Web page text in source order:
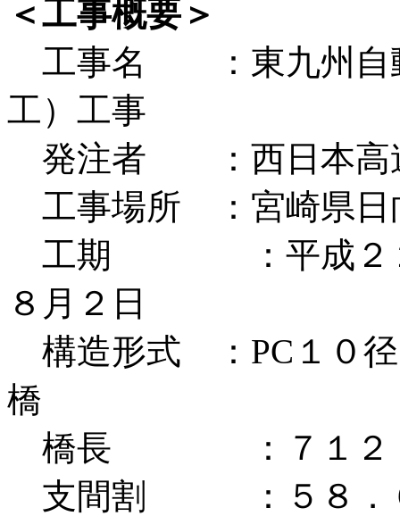
＜工事概要＞
工事名 ：東九州自
工）工事
発注者 ：西日本高
工事場所 ：宮崎県日
工期 ：平成２２年
８月２日
構造形式 ：PC１０径
橋
橋長 ：７１２
支間割 ：５８．６